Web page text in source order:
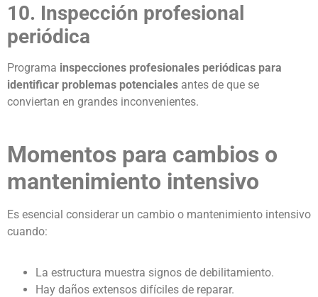
10. Inspección profesional
periódica
Programa inspecciones profesionales periódicas para
identificar problemas potenciales antes de que se
conviertan en grandes inconvenientes.
Momentos para cambios o
mantenimiento intensivo
Es esencial considerar un cambio o mantenimiento intensivo
cuando:
La estructura muestra signos de debilitamiento.
Hay daños extensos difíciles de reparar.